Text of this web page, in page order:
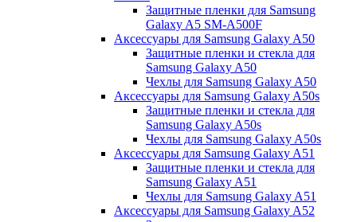
Защитные пленки для Samsung
Galaxy A5 SM-A500F
Аксессуары для Samsung Galaxy A50
Защитные пленки и стекла для
Samsung Galaxy A50
Чехлы для Samsung Galaxy A50
Аксессуары для Samsung Galaxy A50s
Защитные пленки и стекла для
Samsung Galaxy A50s
Чехлы для Samsung Galaxy A50s
Аксессуары для Samsung Galaxy A51
Защитные пленки и стекла для
Samsung Galaxy A51
Чехлы для Samsung Galaxy A51
Аксессуары для Samsung Galaxy A52